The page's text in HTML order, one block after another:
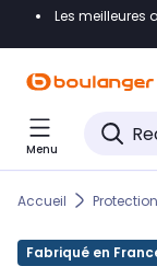
Accéder
Accéder
Accéder
Les meilleures
Menu
Accueil
Fabriqué en